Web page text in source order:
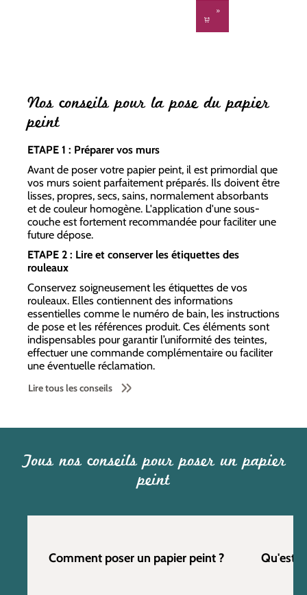
Nos conseils pour la pose du papier
peint
ETAPE 1 : Préparer vos murs
Avant de poser votre papier peint, il est primordial que
vos murs soient parfaitement préparés. Ils doivent être
lisses, propres, secs, sains, normalement absorbants
et de couleur homogène. L'application d'une sous-
couche est fortement recommandée pour faciliter une
future dépose.
ETAPE 2 : Lire et conserver les étiquettes des
rouleaux
Conservez soigneusement les étiquettes de vos
rouleaux. Elles contiennent des informations
essentielles comme le numéro de bain, les instructions
de pose et les références produit. Ces éléments sont
indispensables pour garantir l’uniformité des teintes,
effectuer une commande complémentaire ou faciliter
une éventuelle réclamation.
Lire tous les conseils
Tous nos conseils pour poser un papier
peint
Comment poser un papier peint ? Qu'est